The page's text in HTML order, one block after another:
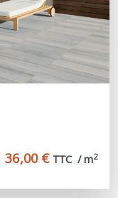
36,00 € TTC  / m2